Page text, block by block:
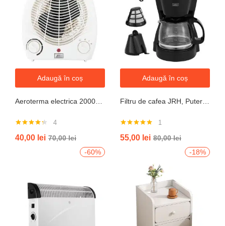
Adaugă în coș
4.25din 5
4
40,00 lei 70,00lei
Adaugă în coș
5.00din 5
1
55,00 lei 80,00lei
-60%
-18%